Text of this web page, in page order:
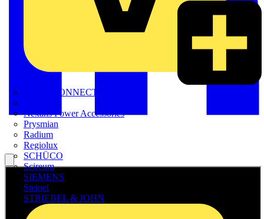
METZ CONNECT
Nexans Power Accessories
Prysmian
Radium
Regiolux
SCHÜCO
Scireum
SIEMENS
Steinel
STRIEBEL & JOHN